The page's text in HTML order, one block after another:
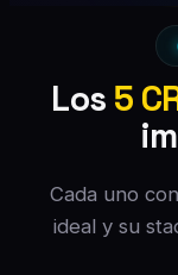
Los 5
Cada uno
ideal y su